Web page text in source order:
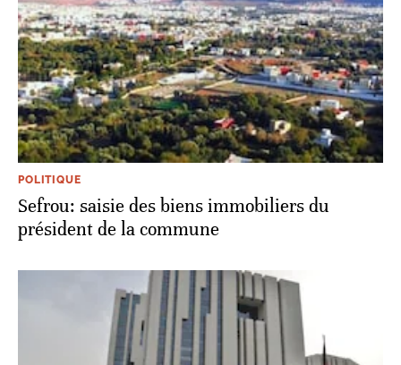
POLITIQUE
Sefrou: saisie des biens immobiliers du
président de la commune